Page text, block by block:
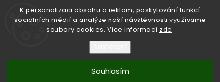
K personalizaci obsahu a reklam, poskytování funkcí
sociálních médií a analýze naší návštěvnosti využíváme
soubory cookies. Více informací zde.
Souhlasím